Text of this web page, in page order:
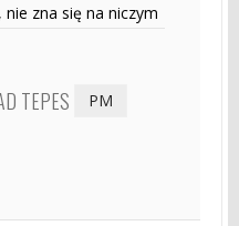
zna się na niczym
TEPES PM